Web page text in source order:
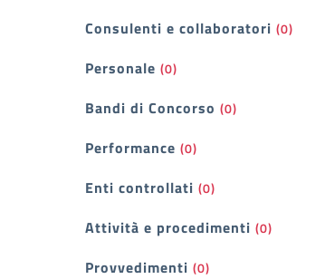
Consulenti e collaboratori (0)
Personale (0)
Bandi di Concorso (0)
Performance (0)
Enti controllati (0)
Attività e procedimenti (0)
Provvedimenti (0)